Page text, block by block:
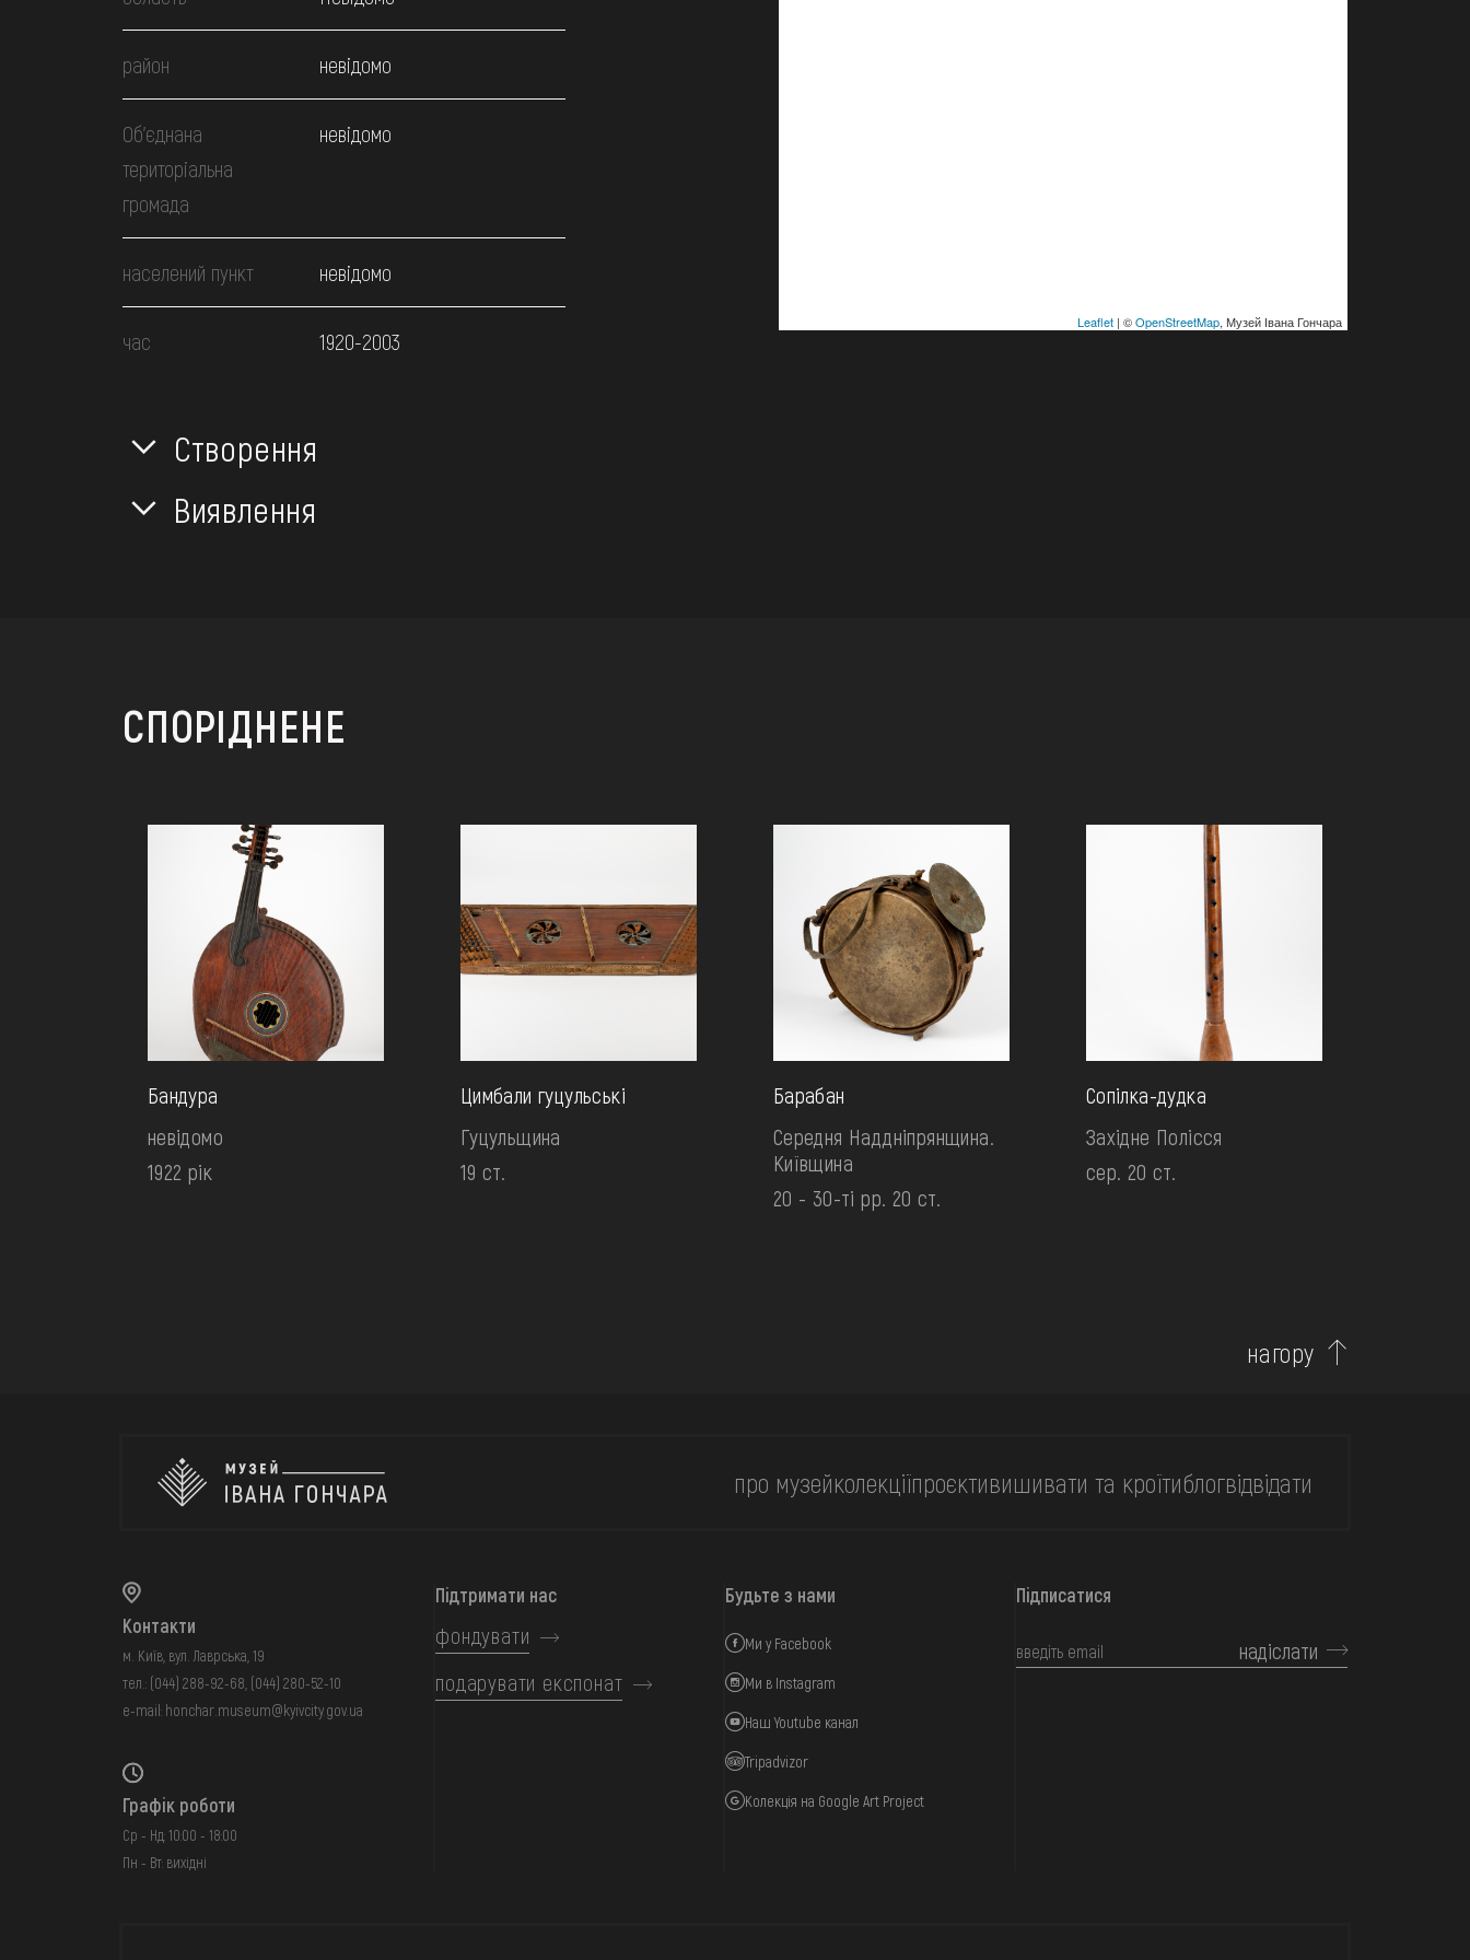
район невідомо
Об’єднана
територіальна
громада
невідомо
населений пункт невідомо
час 1920-2003
Leaflet | ©OpenStreetMap, Музей Івана Гончара
Створення
Виявлення
СПОРІДНЕНЕ
Бандура
невідомо
1922 рік
Цимбали гуцульські
Гуцульщина
19 ст.
Барабан
Середня Наддніпрянщина.
Київщина
20 - 30-ті рр. 20 ст.
Сопілка-дудка
Західне Полісся
сер. 20 ст.
нагору
про музейколекціїпроєктивишивати та кроїтиблогвідвідати
Контакти
м. Київ, вул. Лаврська, 19
тел.: (044) 288-92-68 (044) 280-52-10
e-mail: honchar.museum@kyivcity.gov.ua
Графік роботи
Ср - Нд: 10:00 - 18:00
Пн - Вт: вихідні
Підтримати нас
фондувати
подарувати експонат
Будьте з нами
Ми у Facebook
Ми в Instagram
Наш Youtube канал
Tripadvizor
Колекція на Google Art Project
Підписатися
надіслати